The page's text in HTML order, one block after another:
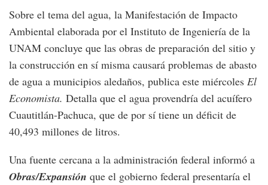
Sobre el tema del agua, la Manifestación de Impacto
Ambiental elaborada por el Instituto de Ingeniería de la
UNAM concluye que las obras de preparación del sitio y
la construcción en sí misma causará problemas de abasto
de agua a municipios aledaños, publica este miércoles El
Economista. Detalla que el agua provendría del acuífero
Cuautitlán-Pachuca, que de por sí tiene un déficit de
40,493 millones de litros.
Una fuente cercana a la administración federal informó a
Obras/Expansión que el gobierno federal presentaría el